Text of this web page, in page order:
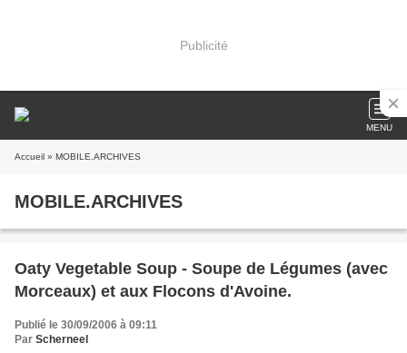
Publicité
MENU
Accueil » MOBILE.ARCHIVES
MOBILE.ARCHIVES
Oaty Vegetable Soup - Soupe de Légumes (avec
Morceaux) et aux Flocons d'Avoine.
Publié le 30/09/2006 à 09:11
Par Scherneel